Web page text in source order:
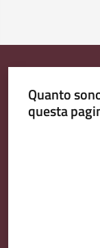
Quanto
questa